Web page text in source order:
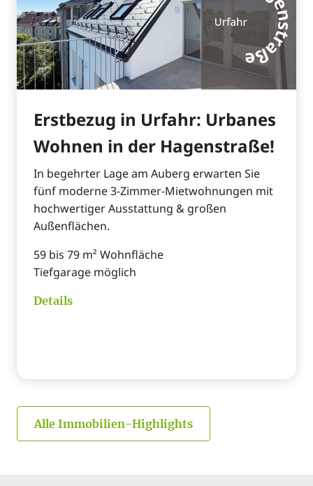
Erstbezug in Urfahr: Urbanes
Wohnen in der Hagenstraße!
In begehrter Lage am Auberg erwarten Sie
fünf moderne 3‑Zimmer‑Mietwohnungen mit
hochwertiger Ausstattung & großen
Außenflächen.
59 bis 79 m² Wohnfläche
Tiefgarage möglich
Details
Alle Immobilien-Highlights